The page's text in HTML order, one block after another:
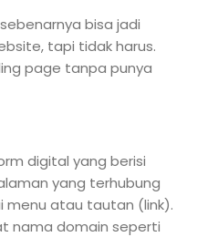
bisa jadi
tapi tidak harus.
page tanpa punya
digital yang berisi
yang terhubung
menu atau tautan (link).
nama domain seperti